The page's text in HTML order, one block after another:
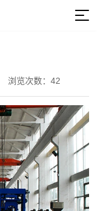
浏览次数：42